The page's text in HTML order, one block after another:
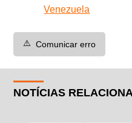
Venezuela
⚠️ Comunicar erro
NOTÍCIAS